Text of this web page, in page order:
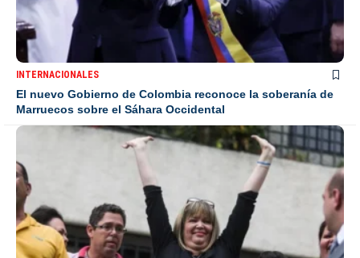
INTERNACIONALES
El nuevo Gobierno de Colombia reconoce la soberanía de
Marruecos sobre el Sáhara Occidental